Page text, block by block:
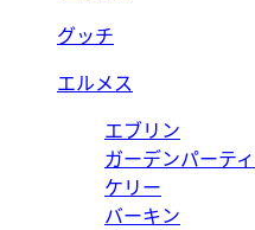
グッチ
エルメス
エブリン
ガーデンパーティ
ケリー
バーキン